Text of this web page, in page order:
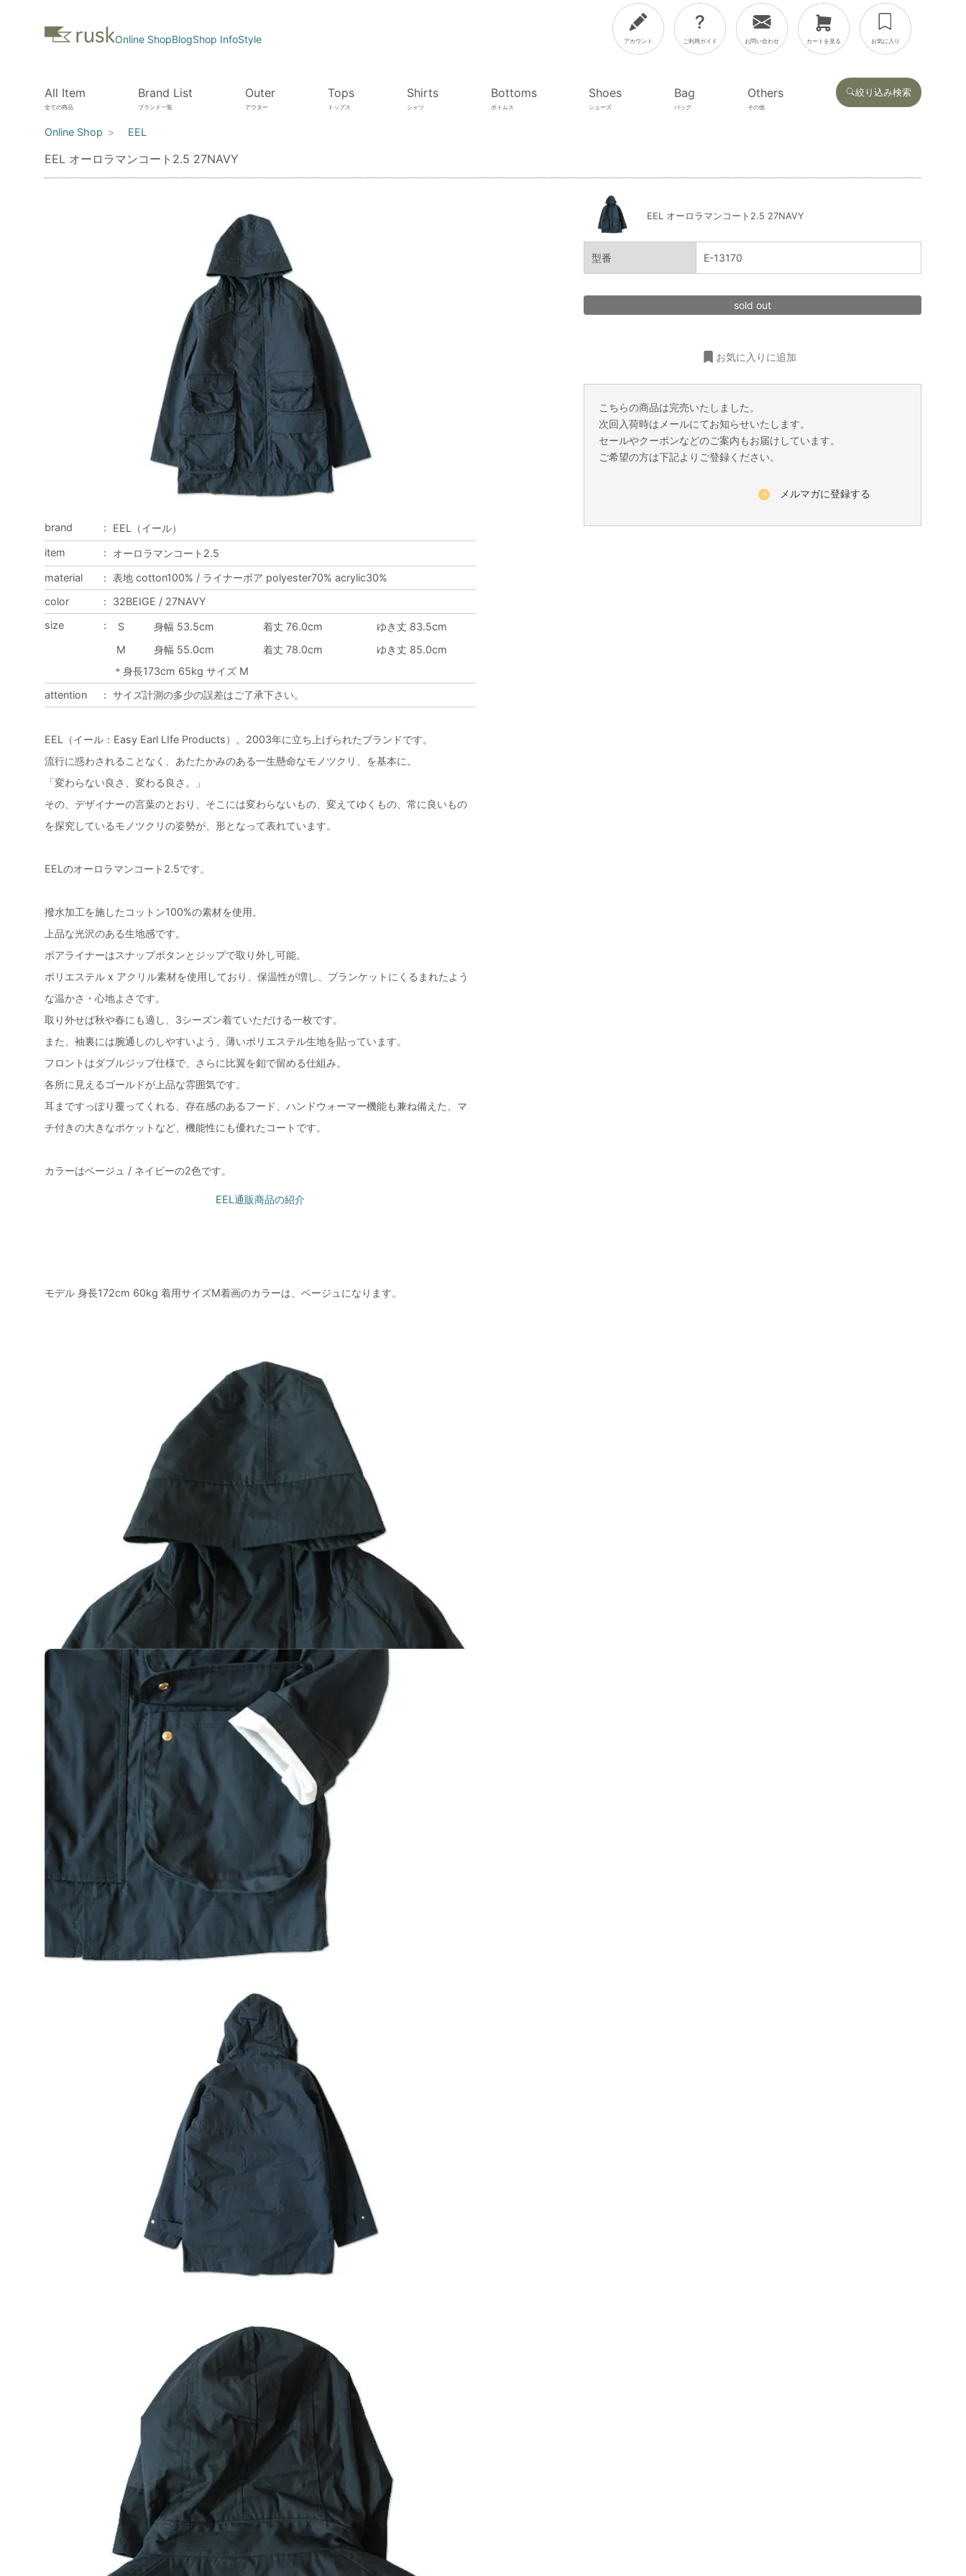
Online ShopBlogShop InfoStyle アカウント ご利用ガイド お問い合わせ カートを見る お気に入り
All Item
全ての商品
Brand List
ブランド一覧
Outer
アウター
Tops
トップス
Shirts
シャツ
Bottoms
ボトムス
Shoes
シューズ
Bag
バッグ
Others
その他
絞り込み検索
Online Shop EEL
EEL オーロラマンコート2.5 27NAVY
EEL オーロラマンコート2.5 27NAVY
型番 E-13170
sold out
お気に入りに追加
こちらの商品は完売いたしました。
次回入荷時はメールにてお知らせいたします。
セールやクーポンなどのご案内もお届けしています。
ご希望の方は下記よりご登録ください。
メルマガに登録する
brand ：
EEL（イール）
item
：
オーロラマンコート2.5
material
： 表地 cotton100% / ライナーボア polyester70% acrylic30%
color
：
32BEIGE / 27NAVY
size
： S 身幅 53.5cm 着丈 76.0cm
ゆき丈 83.5cm
M
身幅 55.0cm 着丈 78.0cm
ゆき丈 85.0cm
＊身長173cm 65kg サイズ M
attention
： サイズ計測の多少の誤差はご了承下さい。
EEL（イール：Easy Earl LIfe Products）。2003年に立ち上げられたブランドです。
流行に惑わされることなく、あたたかみのある一生懸命なモノツクリ、を基本に。
「変わらない良さ、変わる良さ。」
その、デザイナーの言葉のとおり、そこには変わらないもの、変えてゆくもの、常に良いもの
を探究しているモノツクリの姿勢が、形となって表れています。
EELのオーロラマンコート2.5です。
撥水加工を施したコットン100%の素材を使用。
上品な光沢のある生地感です。
ボアライナーはスナップボタンとジップで取り外し可能。
ポリエステル x アクリル素材を使用しており、保温性が増し、ブランケットにくるまれたよう
な温かさ・心地よさです。
取り外せば秋や春にも適し、3シーズン着ていただける一枚です。
また、袖裏には腕通しのしやすいよう、薄いポリエステル生地を貼っています。
フロントはダブルジップ仕様で、さらに比翼を釦で留める仕組み。
各所に見えるゴールドが上品な雰囲気です。
耳まですっぽり覆ってくれる、存在感のあるフード、ハンドウォーマー機能も兼ね備えた、マ
チ付きの大きなポケットなど、機能性にも優れたコートです。
カラーはベージュ / ネイビーの2色です。
EEL通販商品の紹介
モデル 身長172cm 60kg 着用サイズM着画のカラーは、ベージュになります。